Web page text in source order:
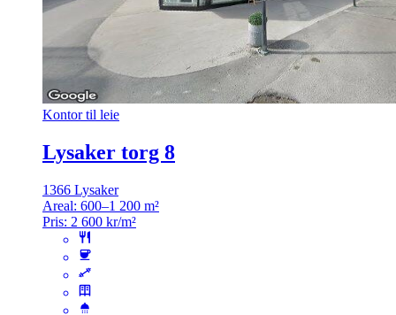
Kontor til leie
Lysaker torg 8
1366 Lysaker
Areal: 600–1 200 m²
Pris: 2 600 kr/m²